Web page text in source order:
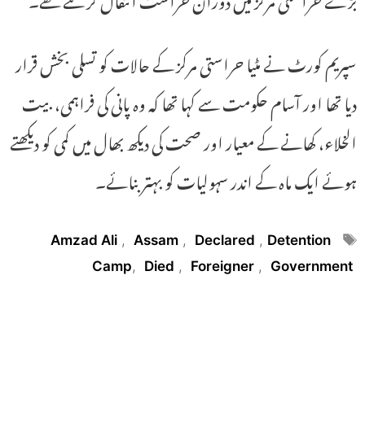
سپریم کورٹ نے مٹیا حراستی مرکز کے حالات کو تسلی بخش قرار
دیا تھا اور آسام حکومت سے کہا تھا کہ وہ پانی کی فراہمی، بیت
الخلاء، کھانے کے معیار اور صحت کی دیکھ بھال میں کمی کو دیکھتے
ہوئے ایک ماہ کے اندر سہولیات کو بہتر بنائے۔
Tags
Amzad Ali , Assam , Declared , Detention
Camp, Died , Foreigner , Government